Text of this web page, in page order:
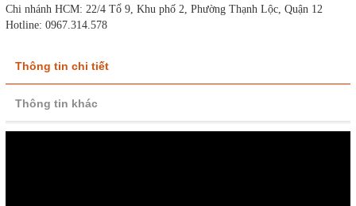
Chi nhánh HCM: 22/4 Tổ 9, Khu phố 2, Phường Thạnh Lộc, Quận 12
Hotline: 0967.314.578
Thông tin chi tiết
Thông tin khác